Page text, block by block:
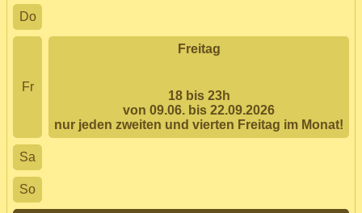
Do
Fr
Freitag
18 bis 23h
von 09.06. bis 22.09.2026
nur jeden zweiten und vierten Freitag im Monat!
Sa
So